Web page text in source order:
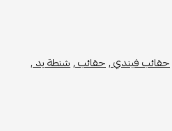
حقائب فيندي ,حقائب ,شنطة يد ,